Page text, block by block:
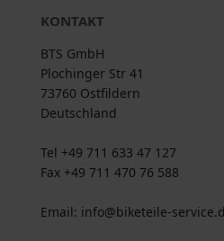
KONTAKT
BTS GmbH
Plochinger Str 41
73760 Ostfildern
Deutschland
Tel +49 711 633 47 127
Fax +49 711 470 76 588
Email: info@biketeile-